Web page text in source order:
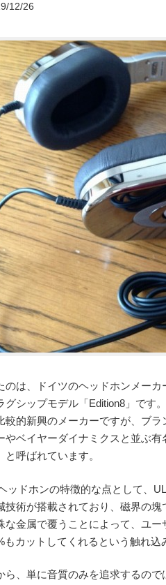
12/26
のは、ドイツのヘッドホンメー
グシップモデル「Edition8」です
較的新興のメーカーですが、ブ
やベイヤーダイナミクスと並ぶ
と呼ばれています。
ッドホンの特徴的な点として、
技術が搭載されており、磁界の
な金属で覆うことによって、ユ
もカットしてくれるという触れ込
ら、単に音質のみを追求するの